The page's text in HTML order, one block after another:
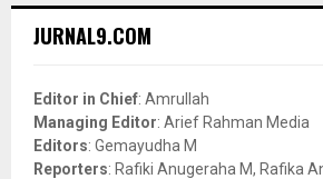
h
o
r
:
JURNAL9.COM
Editor in Chief: Amrullah
Managing Editor: Arief Rahman Media
Editors: Gemayudha M
Reporters: Rafiki Anugeraha M, Rafika